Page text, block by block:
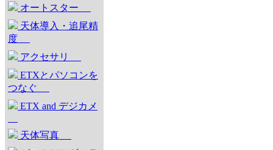
オートスター
天体導入・追尾精
度
アクセサリ
ETXとパソコンを
つなぐ
ETX and デジカメ
天体写真